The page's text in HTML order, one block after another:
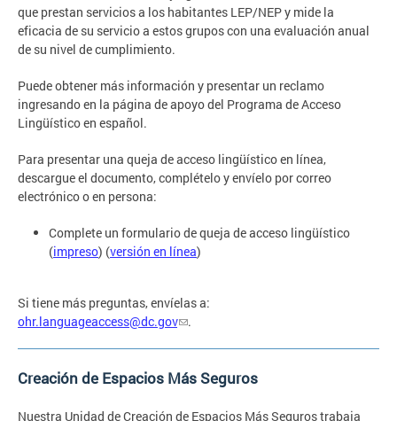
que prestan servicios a los habitantes LEP/NEP y mide la
eficacia de su servicio a estos grupos con una evaluación anual
de su nivel de cumplimiento.
Puede obtener más información y presentar un reclamo
ingresando en la página de apoyo del Programa de Acceso
Lingüístico en español.
Para presentar una queja de acceso lingüístico en línea,
descargue el documento, complételo y envíelo por correo
electrónico o en persona:
Complete un formulario de queja de acceso lingüístico
(impreso) (versión en línea)
Si tiene más preguntas, envíelas a:
ohr.languageaccess@dc.gov
.
Creación de Espacios Más Seguros
Nuestra Unidad de Creación de Espacios Más Seguros trabaja